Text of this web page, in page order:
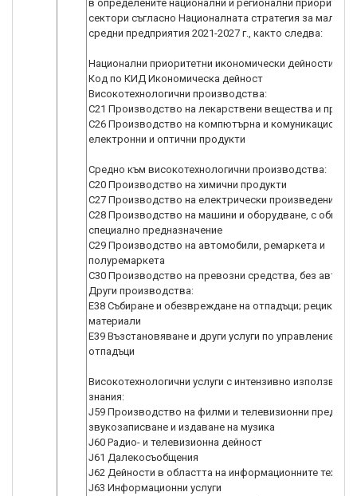
в определените национални и регионални
сектори съгласно Националната стратегия за
средни предприятия 2021-2027 г., както следва:
Национални приоритетни икономически дейности:
Код по КИД Икономическа дейност
Високотехнологични производства:
C21 Производство на лекарствени вещества и
C26 Производство на компютърна и комуникационна
електронни и оптични продукти
Средно към високотехнологични производства:
C20 Производство на химични продукти
C27 Производство на електрически произведения
C28 Производство на машини и оборудване, с общо и
специално предназначение
C29 Производство на автомобили, ремаркета и
полуремаркета
C30 Производство на превозни средства, без
Други производства:
Е38 Събиране и обезвреждане на отпадъци;
материали
Е39 Възстановяване и други услуги по управление на
отпадъци
Високотехнологични услуги с интензивно използване
знания:
J59 Производство на филми и телевизионни
звукозаписване и издаване на музика
J60 Радио- и телевизионна дейност
J61 Далекосъобщения
J62 Дейности в областта на информационните
J63 Информационни услуги